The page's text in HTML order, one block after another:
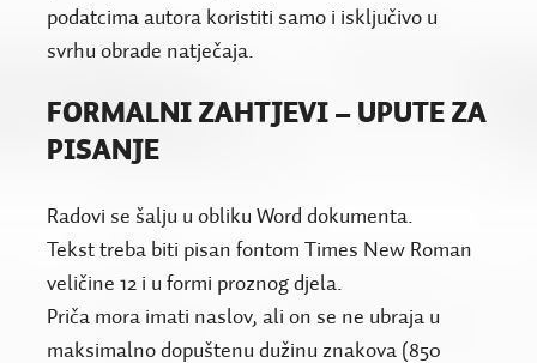
podatcima autora koristiti samo i isključivo u
svrhu obrade natječaja.
FORMALNI ZAHTJEVI – UPUTE ZA
PISANJE
Radovi se šalju u obliku Word dokumenta.
Tekst treba biti pisan fontom Times New Roman
veličine 12 i u formi proznog djela.
Priča mora imati naslov, ali on se ne ubraja u
maksimalno dopuštenu dužinu znakova (850